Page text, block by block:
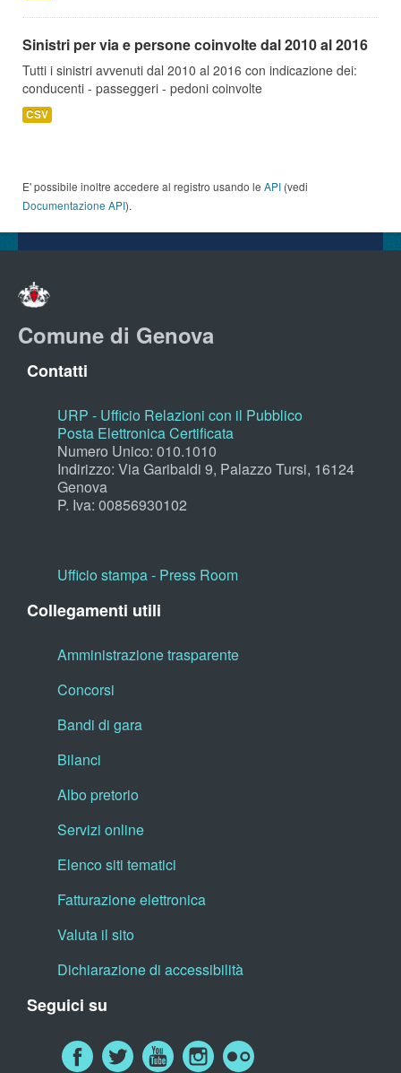
Sinistri per via e persone coinvolte dal 2010 al 2016
Tutti i sinistri avvenuti dal 2010 al 2016 con indicazione dei:
conducenti - passeggeri - pedoni coinvolte
CSV
E' possibile inoltre accedere al registro usando le API (vedi
Documentazione API).
Comune di Genova
Contatti
URP - Ufficio Relazioni con il Pubblico
Posta Elettronica Certificata
Numero Unico: 010.1010
Indirizzo: Via Garibaldi 9, Palazzo Tursi, 16124
Genova
P. Iva: 00856930102
Ufficio stampa - Press Room
Collegamenti utili
Amministrazione trasparente
Concorsi
Bandi di gara
Bilanci
Albo pretorio
Servizi online
Elenco siti tematici
Fatturazione elettronica
Valuta il sito
Dichiarazione di accessibilità
Seguici su